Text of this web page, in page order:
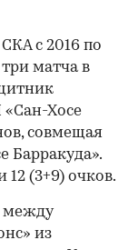
с 2016 по
матча в
«Сан-Хосе
совмещая
Барракуда».
12 (3+9) очков.
между
из